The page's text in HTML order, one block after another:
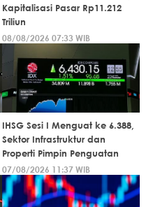
Kapitalisasi Pasar Rp11.212
Triliun
08/08/2026 07:33 WIB
IHSG Sesi I Menguat ke 6.388,
Sektor Infrastruktur dan
Properti Pimpin Penguatan
07/08/2026 11:37 WIB